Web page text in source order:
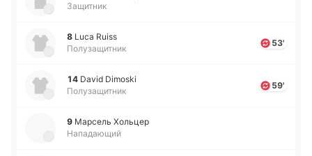
Защитник
8 Luca Ruiss
Полузащитник
53'
14 David Dimoski
Полузащитник
59'
9 Ма­рсель Хо­льцер
Нападающий